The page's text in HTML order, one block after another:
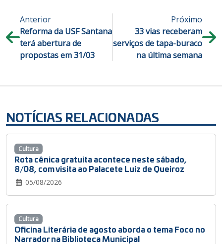
Anterior
Reforma da USF Santana
terá abertura de
propostas em 31/03
Próximo
33 vias receberam
serviços de tapa-buraco
na última semana
NOTÍCIAS RELACIONADAS
Rota cênica gratuita acontece neste sábado,
8/08, com visita ao Palacete Luiz de Queiroz
05/08/2026
Cultura
Oficina Literária de agosto aborda o tema Foco no
Narrador na Biblioteca Municipal
Cultura